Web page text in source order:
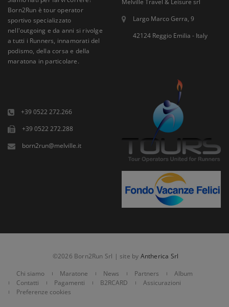
Born2Run è tour operator
sportivo specializzato
nell'outgoing e da anni si rivolge
a tutti i Runners, innamorati del
podismo, della corsa e della
maratona in particolare.
Melville Travel & Leisure srl
Largo Marco Gerra, 9
42124 Reggio Emilia - Italy
+39 0522 272.266
+39 0522 272.288
born2run@melville.it
©2026 Born2Run Srl | site by Antherica Srl
Chi siamo
Maratone News Partners
Album
Contatti
Pagamenti B2RCARD
Assicurazioni
Preferenze cookies